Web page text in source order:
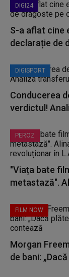
DIGI24
S-a aflat cine
declarație de
DIGISPORT
Conducerea
verdictul!
PEROZ
"Viața bate
metastază".
FILM NOW
Morgan
de bani: